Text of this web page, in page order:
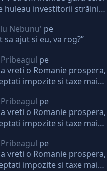
huleau investitorii străini.
Nebunu' pe
sa ajut si eu, va rog?”
pe
vreti o Romanie prospera,
impozite si taxe mai
de la stat
pe
vreti o Romanie prospera,
impozite si taxe mai
de la stat
pe
vreti o Romanie prospera,
impozite si taxe mai